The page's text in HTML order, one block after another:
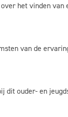
het vinden van
van de
dit ouder- en